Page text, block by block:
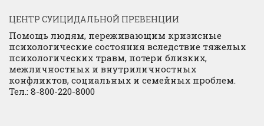
ЦЕНТР СУИЦИДАЛЬНОЙ ПРЕВЕНЦИИ
Помощь людям, переживающим кризисные
психологические состояния вследствие тяжелых
психологических травм, потери близких,
межличностных и внутриличностных
конфликтов, социальных и семейных проблем.
Тел.: 8-800-220-8000